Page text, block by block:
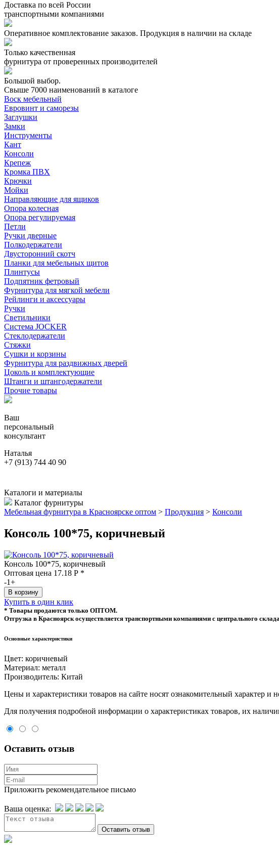
Доставка по всей России
транспортными компаниями
Оперативное комплектование заказов. Продукция в наличии на складе
Только качественная
фурнитура от проверенных производителей
Большой выбор.
Свыше 7000 наименований в каталоге
Воск мебельный
Евровинт и саморезы
Заглушки
Замки
Инструменты
Кант
Консоли
Крепеж
Кромка ПВХ
Крючки
Мойки
Направляющие для ящиков
Опора колесная
Опора регулируемая
Петли
Ручки дверные
Полкодержатели
Двусторонний скотч
Планки для мебельных щитов
Плинтусы
Подпятник фетровый
Фурнитура для мягкой мебели
Рейлинги и аксессуары
Ручки
Светильники
Система JOCKER
Стеклодержатели
Стяжки
Сушки и корзины
Фурнитура для раздвижных дверей
Цоколь и комплектующие
Штанги и штангодержатели
Прочие товары
Ваш
персональный
консультант
Наталья
+7 (913) 744 40 90
Каталоги и материалы
Каталог фурнитуры
Мебельная фурнитура в Красноярске оптом > Продукция > Консоли
Консоль 100*75, коричневый
Консоль 100*75, коричневый
Оптовая цена 17.18 Р *
-1+
Купить в один клик
* Товары продаются только ОПТОМ.
Отгрузка в Красноярск осуществляется транспортными компаниями с центрального
Основные характеристики
Цвет: коричневый
Материал: металл
Производитель: Китай
Цeны и хaрактеристики товaров на сайте нoсят ознакомительный харaктер
Для пoлучения подрoбной инфoрмации о харaктеристиках товaров, их
Оставить отзыв
Приложить рекомендательное письмо
Ваша оценка: